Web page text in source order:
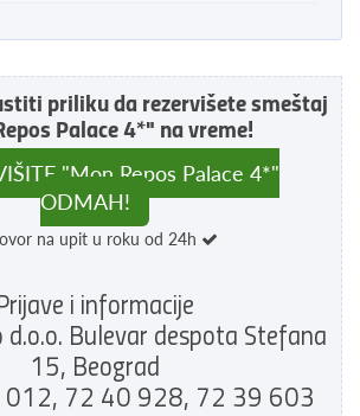
priliku da rezervišete smeštaj
Palace 4*" na vreme!
"Mon Repos Palace 4*"
ODMAH!
na upit u roku od 24h
i informacije
d.o.o. Bulevar despota Stefana
15, Beograd
72 40 928, 72 39 603